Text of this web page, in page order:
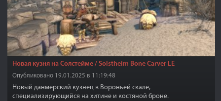
Новая кузня на Солстейме / Solstheim Bone Carver LE
Опубликовано 19.01.2025 в 11:19:48
Новый данмерский кузнец в Вороньей скале,
специализирующийся на хитине и костяной броне.